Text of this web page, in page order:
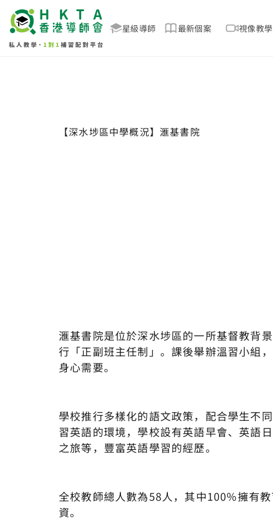
星級導師 最新個案 視像教學
【深水埗區中學概況】滙基書院
滙基書院是位於深水埗區的一所基督教背
行「正副班主任制」。課後舉辦溫習小組
身心需要。
學校推行多樣化的語文政策，配合學生不
習英語的環境，學校設有英語早會、英語
之旅等，豐富英語學習的經歷。
全校教師總人數為58人，其中100%擁有
資。